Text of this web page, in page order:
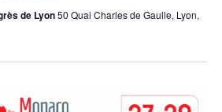
de Lyon50 Quai Charles de Gaulle, Lyon,